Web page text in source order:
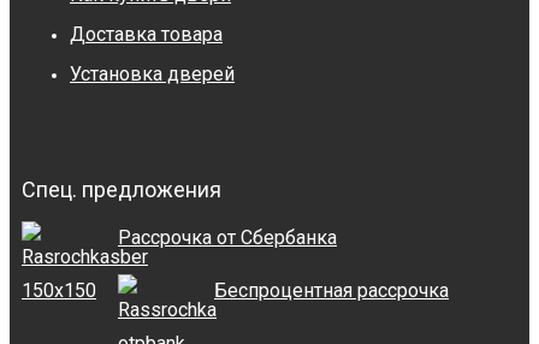
Доставка товара
Установка дверей
Спец. предложения
Рассрочка от Сбербанка
Беспроцентная рассрочка